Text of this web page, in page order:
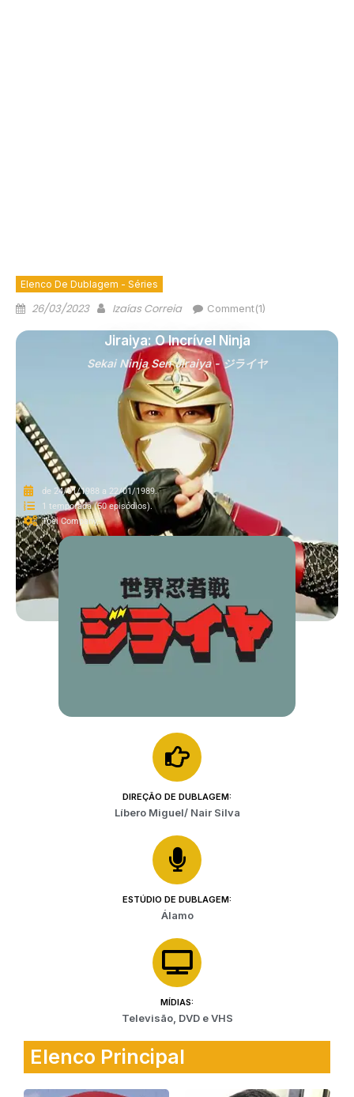
Elenco De Dublagem - Séries
26/03/2023 Izaías Correia Comment(1)
Sekai Ninja Sen Jiraiya - ジライヤ
Jiraiya: O Incrível Ninja
de 24/01/1988 a 22/01/1989.
1 temporada (50 episódios).
Toei Company,.
DIREÇÃO DE DUBLAGEM:
Líbero Miguel/ Nair Silva
ESTÚDIO DE DUBLAGEM:
Álamo
MÍDIAS:
Televisão, DVD e VHS
Elenco Principal